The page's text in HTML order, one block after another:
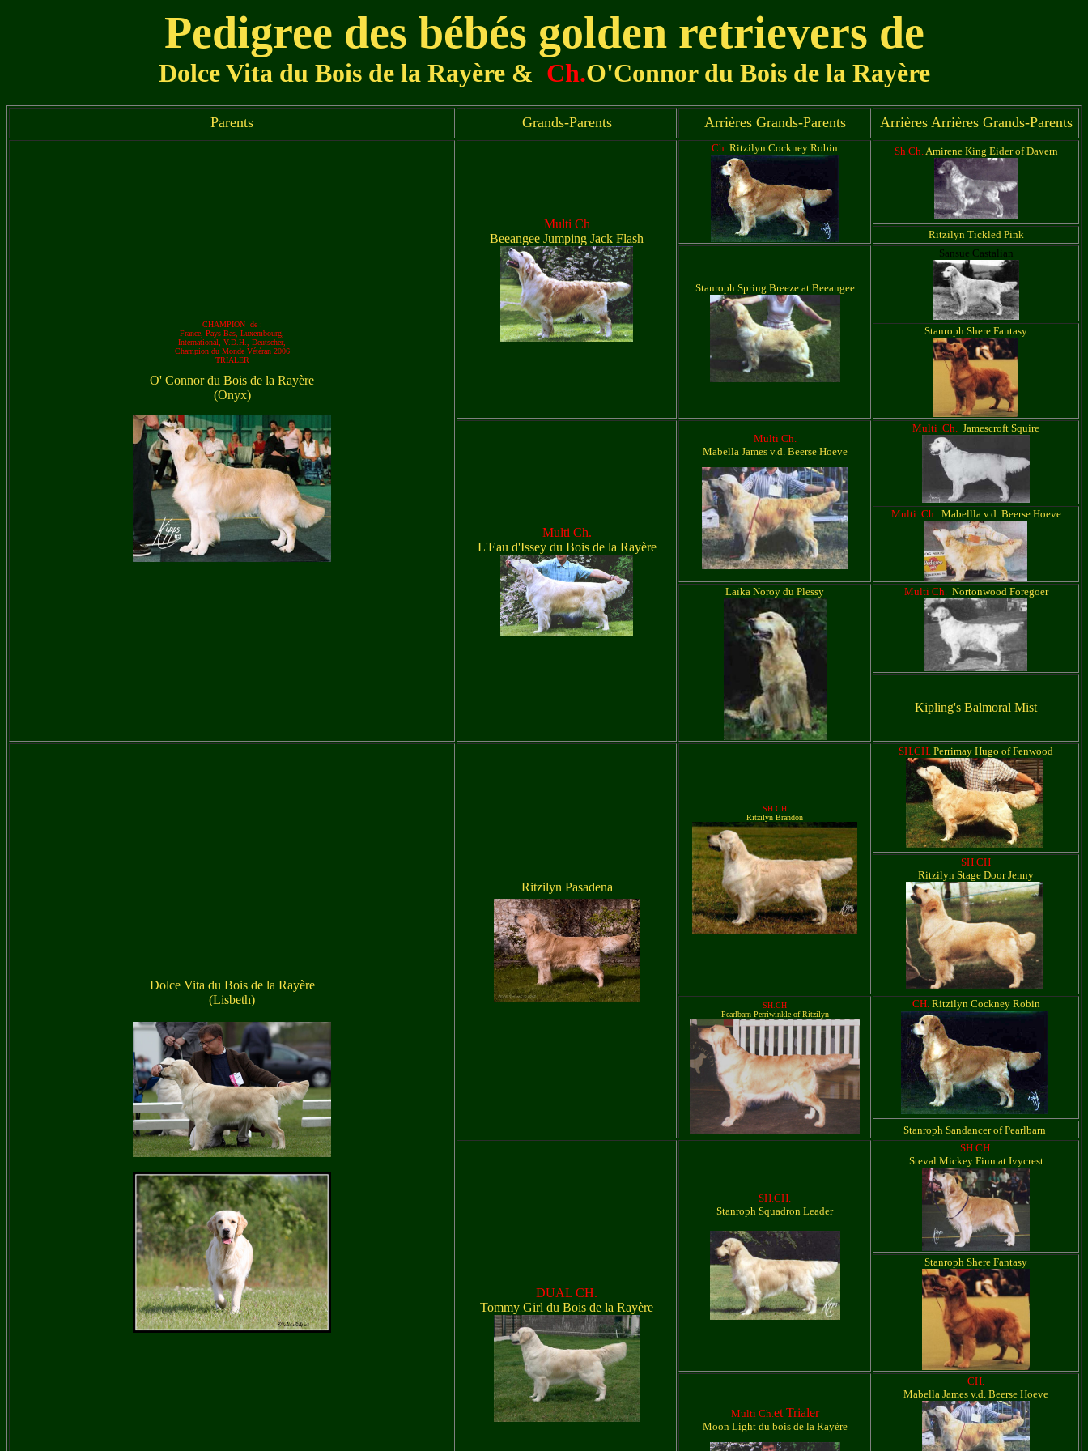
Pedigree des bébés golden retrievers de
Dolce Vita du Bois de la Rayère & Ch.O'Connor du Bois de la Rayère
Parents Grands-Parents Arrières Grands-Parents Arrières Arrières Grands-Parents
CHAMPION de :
France, Pays-Bas, Luxembourg,
International, V.D.H., Deutscher,
Champion du Monde Vétéran 2006
TRIALER
O' Connor du Bois de la Rayère
(Onyx)
Multi Ch
Beeangee Jumping Jack Flash
Ch. Ritzilyn Cockney Robin Sh.Ch.Amirene King Eider of Davern
Ritzilyn Tickled Pink
Stanroph Spring Breeze at Beeangee
Sansue Castalian
Stanroph Shere Fantasy
Multi Ch.
L'Eau d'Issey du Bois de la Rayère
Multi Ch.
Mabella James v.d. Beerse Hoeve
Multi .Ch. Jamescroft Squire
Multi .Ch. Mabellla v.d. Beerse Hoeve
Laïka Noroy du Plessy Multi Ch. Nortonwood Foregoer
Kipling's Balmoral Mist
Dolce Vitadu Bois de la Rayère
(Lisbeth)
Ritzilyn Pasadena
SH.CH
Ritzilyn Brandon
SH.CH. Perrimay Hugo of Fenwood
SH.CH
Ritzilyn Stage Door Jenny
SH.CH
Pearlbarn Perriwinkle of Ritzilyn
CH.Ritzilyn Cockney Robin
Stanroph Sandancer of Pearlbarn
DUAL CH.
Tommy Girl du Bois de la Rayère
SH.CH.
Stanroph Squadron Leader
SH.CH.
Steval Mickey Finn at Ivycrest
Stanroph Shere Fantasy
Multi Ch.et Trialer
Moon Light du bois de la Rayère
CH.
Mabella James v.d. Beerse Hoeve